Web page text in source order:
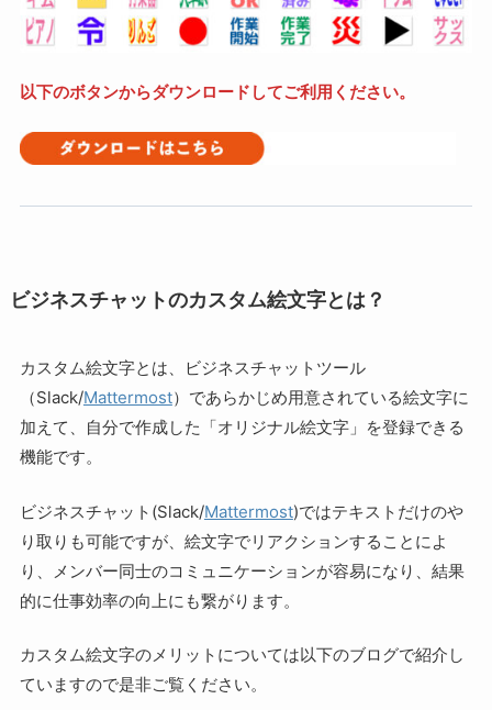
以下のボタンからダウンロードしてご利用ください。
ビジネスチャットのカスタム絵文字とは？
カスタム絵文字とは、ビジネスチャットツール
（Slack/Mattermost）であらかじめ用意されている絵文字に
加えて、自分で作成した「オリジナル絵文字」を登録できる
機能です。
ビジネスチャット(Slack/Mattermost)ではテキストだけのや
り取りも可能ですが、絵文字でリアクションすることによ
り、メンバー同士のコミュニケーションが容易になり、結果
的に仕事効率の向上にも繋がります。
カスタム絵文字のメリットについては以下のブログで紹介し
ていますので是非ご覧ください。